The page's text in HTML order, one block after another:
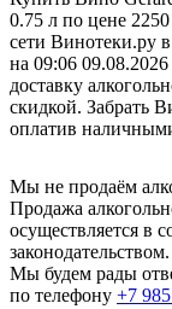
0.75 л по цене
сети Винотеки.ру
на 09:06
доставку
скидкой. Забрать
оплатив
Мы не продаём
Продажа
осуществляется в
законодательством.
Мы будем рады
по телефону +7